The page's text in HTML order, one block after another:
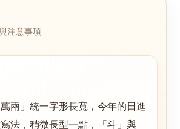
注意事項
兩」統一字形長寬，今年的日進
法，稍微長型一點，「斗」與